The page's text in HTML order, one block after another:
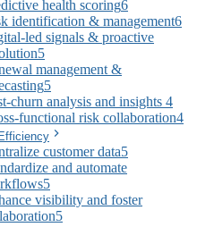
health scoring6
identification & management6
led signals & proactive
5
management &
5
churn analysis and insights 4
functional risk collaboration4
customer data5
and automate
5
visibility and foster
5